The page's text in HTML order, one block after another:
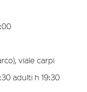
viale carpi
adulti h 19:30